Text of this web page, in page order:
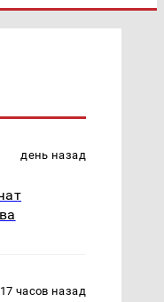
день назад
17 часов назад